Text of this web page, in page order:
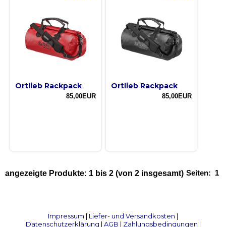
Ortlieb Rackpack
85,00EUR
Ortlieb Rackpack
85,00EUR
Seiten: 1
angezeigte Produkte: 1 bis 2 (von 2 insgesamt)
Impressum | Liefer- und Versandkosten |
Datenschutzerklärung | AGB | Zahlungsbedingungen |